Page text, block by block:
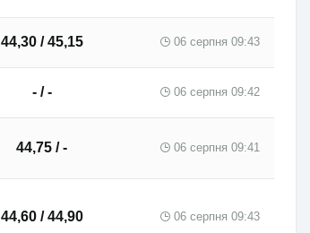
44,30 / 45,15 06 серпня 09:43
- / - 06 серпня 09:42
44,75 / - 06 серпня 09:41
44,60 / 44,90 06 серпня 09:43